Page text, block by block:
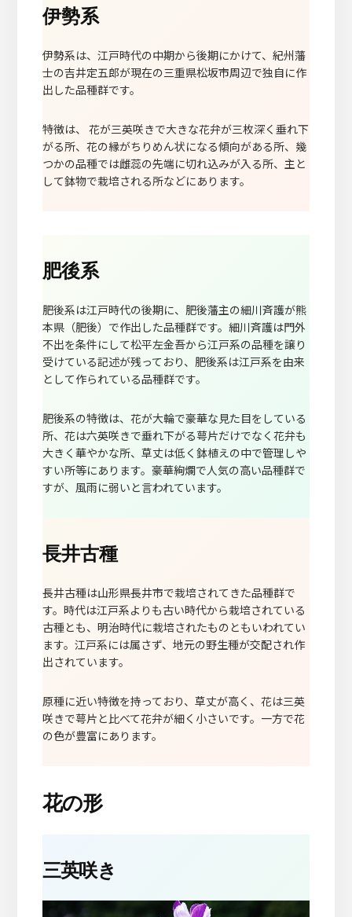
伊勢系
伊勢系は、江戸時代の中期から後期にかけて、紀州藩
士の吉井定五郎が現在の三重県松坂市周辺で独自に作
出した品種群です。
特徴は、 花が三英咲きで大きな花弁が三枚深く垂れ下
がる所、花の縁がちりめん状になる傾向がある所、幾
つかの品種では雌蕊の先端に切れ込みが入る所、主と
して鉢物で栽培される所などにあります。
肥後系
肥後系は江戸時代の後期に、肥後藩主の細川斉護が熊
本県（肥後）で作出した品種群です。細川斉護は門外
不出を条件にして松平左金吾から江戸系の品種を譲り
受けている記述が残っており、肥後系は江戸系を由来
として作られている品種群です。
肥後系の特徴は、花が大輪で豪華な見た目をしている
所、花は六英咲きで垂れ下がる萼片だけでなく花弁も
大きく華やかな所、草丈は低く鉢植えの中で管理しや
すい所等にあります。豪華絢爛で人気の高い品種群で
すが、風雨に弱いと言われています。
長井古種
長井古種は山形県長井市で栽培されてきた品種群で
す。時代は江戸系よりも古い時代から栽培されている
古種とも、明治時代に栽培されたものともいわれてい
ます。江戸系には属さず、地元の野生種が交配され作
出されています。
原種に近い特徴を持っており、草丈が高く、花は三英
咲きで萼片と比べて花弁が細く小さいです。一方で花
の色が豊富にあります。
花の形
三英咲き